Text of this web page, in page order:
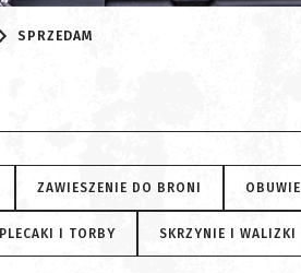
SPRZEDAM
ZAWIESZENIE DO BRONI OBUWIE
PLECAKI I TORBY SKRZYNIE I WALIZKI